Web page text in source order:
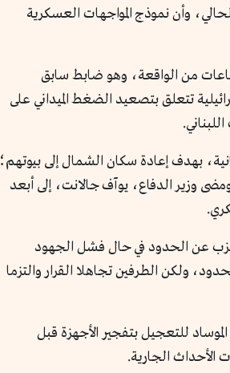
وأن نموذج المواجهات العسكرية
من الواقعة، وهو ضابط سابق
تتعلق بتصعيد الضغط الميداني على
بهدف إعادة سكان الشمال إلى بيوتهم؛
وزير الدفاع، يوآف جالانت، إلى أبعد
عن الحدود في حال فشل الجهود
الله شن أي هجمات عبر الحدود، ولكن الطرفين تجاهلا القرار والتزما
للتعجيل بتفجير الأجهزة قبل
الأحداث الجارية.